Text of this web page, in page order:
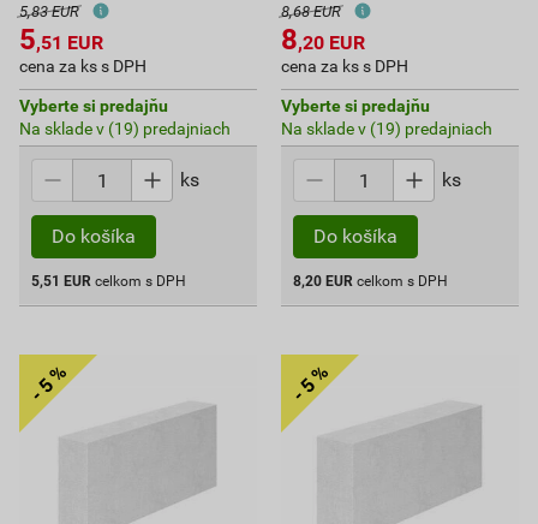
5,83 EUR
5,51 EUR
cena za ks s DPH
Vyberte si predajňu
Na sklade v (19) predajniach
ks
Do košíka
5,51 EUR celkom s DPH
8,68 EUR
8,20 EUR
cena za ks s DPH
Vyberte si predajňu
Na sklade v (19) predajniach
ks
Do košíka
8,20 EUR celkom s DPH